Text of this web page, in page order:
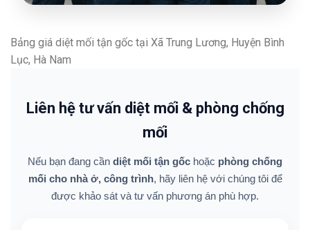
Bảng giá diệt mối tận gốc tại Xã Trung Lương, Huyện Bình
Lục, Hà Nam
Liên hệ tư vấn diệt mối & phòng chống
mối
Nếu bạn đang cần diệt mối tận gốc hoặc phòng chống
mối cho nhà ở, công trình, hãy liên hệ với chúng tôi để
được khảo sát và tư vấn phương án phù hợp.